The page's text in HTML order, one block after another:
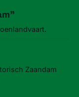
Zaandam